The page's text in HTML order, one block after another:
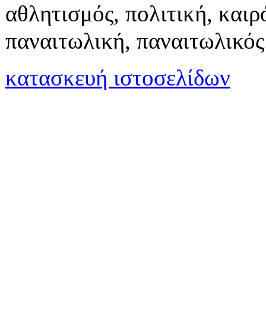
αθλητισμός, πολιτική,
παναιτωλική,
κατασκευή ιστοσελίδων